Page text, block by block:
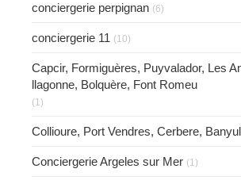
conciergerie perpignan (6)
conciergerie 11 (10)
Capcir, Formiguères, Puyvalador, Les
llagonne, Bolquère, Font Romeu
(1)
Collioure, Port Vendres, Cerbere,
Conciergerie Argeles sur Mer (1)